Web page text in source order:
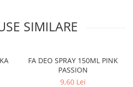
SIMILARE
FA DEO SPRAY 150ML PINK
PASSION
9,60 Lei